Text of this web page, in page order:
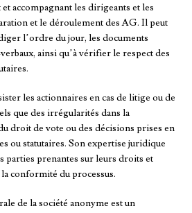
accompagnant les dirigeants et les
et le déroulement des AG. Il peut
l’ordre du jour, les documents
ainsi qu’à vérifier le respect des
les actionnaires en cas de litige ou de
que des irrégularités dans la
droit de vote ou des décisions prises en
ou statutaires. Son expertise juridique
parties prenantes sur leurs droits et
conformité du processus.
de la société anonyme est un